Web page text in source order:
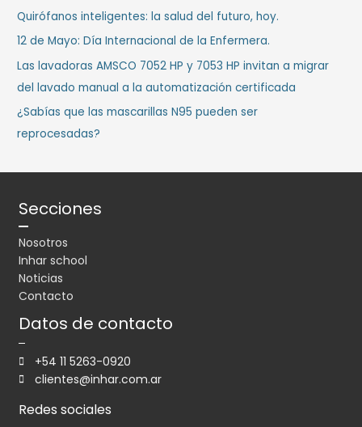
Quirófanos inteligentes: la salud del futuro, hoy.
12 de Mayo: Día Internacional de la Enfermera.
Las lavadoras AMSCO 7052 HP y 7053 HP invitan a migrar
del lavado manual a la automatización certificada
¿Sabías que las mascarillas N95 pueden ser
reprocesadas?
Secciones
Nosotros
Inhar school
Noticias
Contacto
Datos de contacto
+54 11 5263-0920
clientes@inhar.com.ar
Redes sociales